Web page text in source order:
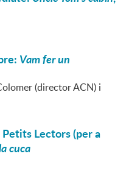
Vam fer un
(director ACN) i
Lectors (per a
cuca